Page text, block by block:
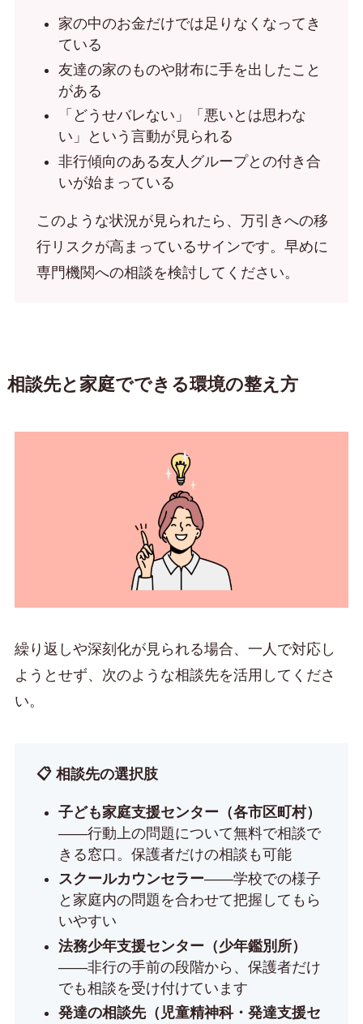
家の中のお金だけでは足りなくなってき
ている
友達の家のものや財布に手を出したこと
がある
「どうせバレない」「悪いとは思わな
い」という言動が見られる
非行傾向のある友人グループとの付き合
いが始まっている
このような状況が見られたら、万引きへの移
行リスクが高まっているサインです。早めに
専門機関への相談を検討してください。
相談先と家庭でできる環境の整え方
繰り返しや深刻化が見られる場合、一人で対応し
ようとせず、次のような相談先を活用してくださ
い。
📋 相談先の選択肢
子ども家庭支援センター（各市区町村）
——行動上の問題について無料で相談で
きる窓口。保護者だけの相談も可能
スクールカウンセラー——学校での様子
と家庭内の問題を合わせて把握してもら
いやすい
法務少年支援センター（少年鑑別所）
——非行の手前の段階から、保護者だけ
でも相談を受け付けています
発達の相談先（児童精神科・発達支援セ